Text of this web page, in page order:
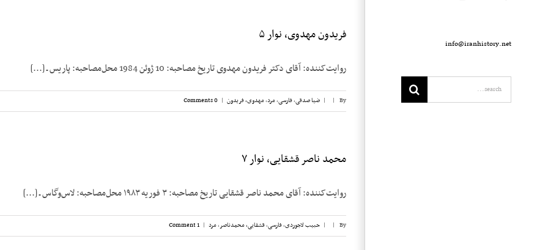
info@iranhistory.net فریدون مهدوی، نوار ۵
روایت‌کننده: آقای دکتر فریدون مهدوی تاریخ مصاحبه: 10 ژوئن 1984 محل‌مصاحبه: پاریس ـ [...]
By
|
| ضیا صدقی,فارسی,مرد,مهدوی، فریدون |
0 Comments
محمد ناصر قشقایی، نوار ۷
روایت‌کننده: آقای محمد ناصر قشقایی تاریخ مصاحبه: ۳ فوریه ۱۹۸۳ محل‌مصاحبه: لاس‌وگاس ـ [...]
By
|
| حبیب لاجوردی,فارسی,قشقایی، محمدناصر,مرد |
1 Comment